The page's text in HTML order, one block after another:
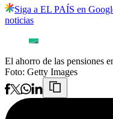
Siga a EL PAÍS en
noticias
El ahorro de las pensiones
Foto: Getty Images